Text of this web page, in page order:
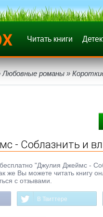
Читать книги
Любовные романы »
- Соблазнить и
"Джулия Джеймс -
же Вы можете читать книгу
с отзывами.
В Твиттере